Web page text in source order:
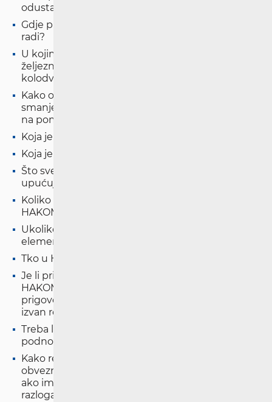
odustajanja od putovanja?
Gdje putnik može kupiti kartu, ako blagajna ne
radi?
U kojim slučajevima se putnik može žaliti na rad
željezničkog putničkog prijevoznika i upravitelja
kolodvora?
Kako osobe s invaliditetom i osobe sa
smanjenom pokretljivošću mogu ostvariti pravo
na pomoć pri putovanju vlakom?
Koja je uloga HAKOM-a po pritužbi putnika?
Koja je procedura za rješavanje pritužbi putnika?
Što sve mora sadržavati pritužba koji putnik
upućuje HAKOM-u?
Koliko traje postupak rješavanja pritužbe u
HAKOM-u?
Ukoliko pritužba putnika ne sadrži bitne
elemente, hoće li biti odmah odbačen?
Tko u HAKOM-u rješava pritužbe putnika?
Je li prijevoznik, upravitelj kolodvora, odnosno
HAKOM, dužan postupati po reklamaciji /
prigovoru / pritužbi putnika ako je isti podnesen
izvan roka?
Treba li putnik platiti pristojbu/naknadu za
podnošenje pritužbe HAKOM-u?
Kako rezervirati prijevoz bicikla na vlakovima s
obveznom rezervacijom i koja su prava putnika
ako im se odbije prijevoz bicikla bez valjanog
razloga?